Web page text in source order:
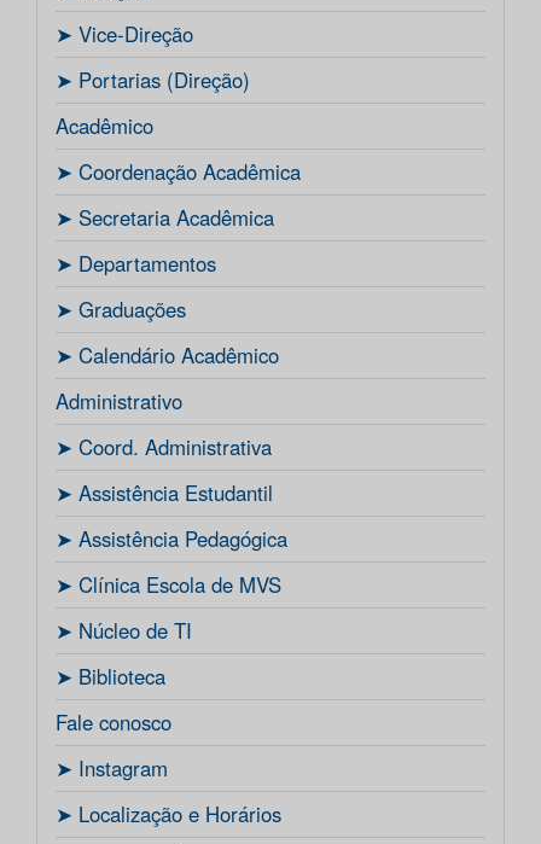
ㅤ➤ Vice-Direção
ㅤ➤ Portarias (Direção)
Acadêmico
ㅤ➤ Coordenação Acadêmica
ㅤㅤ➤ Secretaria Acadêmica
ㅤ➤ Departamentos
ㅤ➤ Graduações
ㅤ➤ Calendário Acadêmico
Administrativo
ㅤ➤ Coord. Administrativa
ㅤ➤ Assistência Estudantil
ㅤ➤ Assistência Pedagógica
ㅤ➤ Clínica Escola de MVS
ㅤ➤ Núcleo de TI
ㅤ➤ Biblioteca
Fale conosco
ㅤ➤ Instagram
ㅤ➤ Localização e Horários